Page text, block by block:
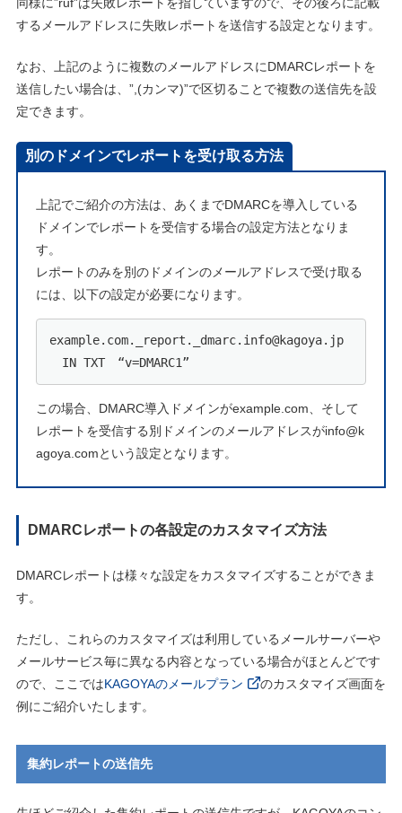
するメールアドレスに失敗レポートを送信する設定となります。
なお、上記のように複数のメールアドレスにDMARCレポートを
送信したい場合は、”,(カンマ)”で区切ることで複数の送信先を設
定できます。
別のドメインでレポートを受け取る方法
上記でご紹介の方法は、あくまでDMARCを導入している
ドメインでレポートを受信する場合の設定方法となりま
す。
レポートのみを別のドメインのメールアドレスで受け取る
には、以下の設定が必要になります。
example.com._report._dmarc.info@kagoya.jp
IN TXT　“v=DMARC1”
この場合、DMARC導入ドメインがexample.com、そして
レポートを受信する別ドメインのメールアドレスがinfo@k
agoya.comという設定となります。
DMARCレポートの各設定のカスタマイズ方法
DMARCレポートは様々な設定をカスタマイズすることができま
す。
ただし、これらのカスタマイズは利用しているメールサーバーや
メールサービス毎に異なる内容となっている場合がほとんどです
ので、ここではKAGOYAのメールプラン
のカスタマイズ画面を
例にご紹介いたします。
集約レポートの送信先